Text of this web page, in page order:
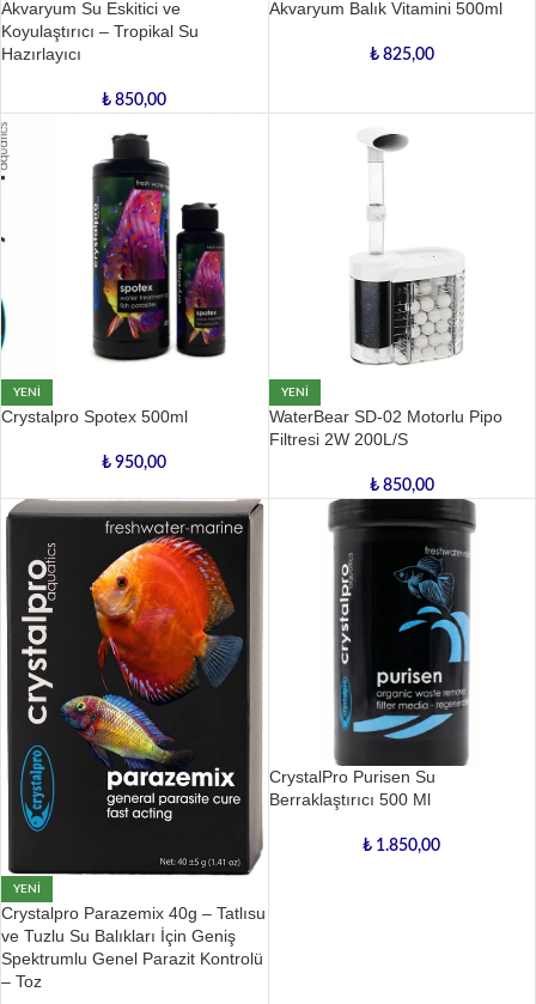
Akvaryum Su Eskitici ve
Koyulaştırıcı – Tropikal Su
Hazırlayıcı
₺ 850,00
Akvaryum Balık Vitamini 500ml
₺825,00
YENI
Crystalpro Spotex 500ml
₺ 950,00
YENI
WaterBear SD-02 Motorlu Pipo
Filtresi 2W 200L/S
₺850,00
YENI
Crystalpro Parazemix 40g – Tatlısu
ve Tuzlu Su Balıkları İçin Geniş
Spektrumlu Genel Parazit Kontrolü
– Toz
CrystalPro Purisen Su
Berraklaştırıcı 500 Ml
₺ 1.850,00